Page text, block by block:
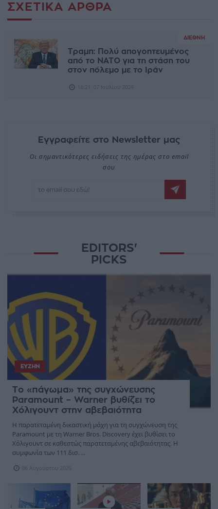
ΣΧΕΤΙΚΆ ΆΡΘΡΑ
ΔΙΕΘΝΉ
Τραμπ: Πολύ απογοητευμένος
από το ΝΑΤΟ για τη στάση του
στον πόλεμο με το Ιράν
Εγγραφείτε στο Newsletter μας
Οι σημαντικότερες ειδήσεις της ημέρας στο email
σου
EDITORS'
PICKS
ΕΥΖΗΝ
Το «πάγωμα» της συγχώνευσης
Paramount – Warner βυθίζει το
Χόλιγουντ στην αβεβαιότητα
Η παρατεταμένη δικαστική μάχη για τη συγχώνευση της
Paramount με τη Warner Bros. Discovery έχει βυθίσει το
Χόλιγουντ σε καθεστώς παρατεταμένης αβεβαιότητας. Η
συμφωνία των 111 δισ. ...
06 Αυγούστου 2026